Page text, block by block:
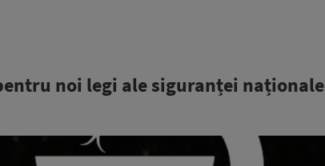
noi legi ale siguranței naționale